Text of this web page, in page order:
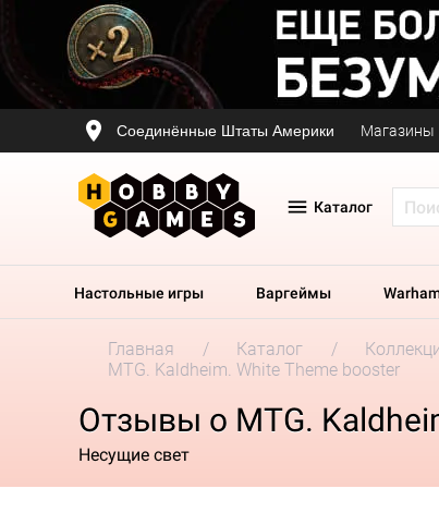
Соединённые Штаты Америки Магазины
Каталог
Настольные игры Варгеймы
Главная Каталог
MTG. Kaldheim. White Theme booster
Отзывы о MTG.
Несущие свет